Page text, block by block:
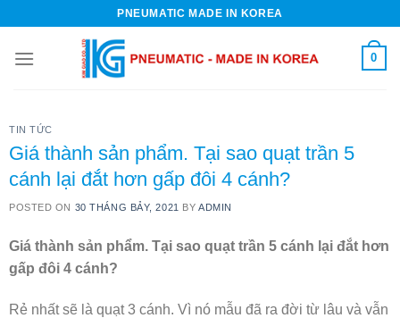
content
PNEUMATIC MADE IN KOREA
0
TIN TỨC
Giá thành sản phẩm. Tại sao quạt trần 5
cánh lại đắt hơn gấp đôi 4 cánh?
POSTED ON 30 THÁNG BẢY, 2021 BY ADMIN
Giá thành sản phẩm. Tại sao quạt trần 5 cánh lại đắt hơn
gấp đôi 4 cánh?
Rẻ nhất sẽ là quạt 3 cánh. Vì nó mẫu đã ra đời từ lâu và vẫn